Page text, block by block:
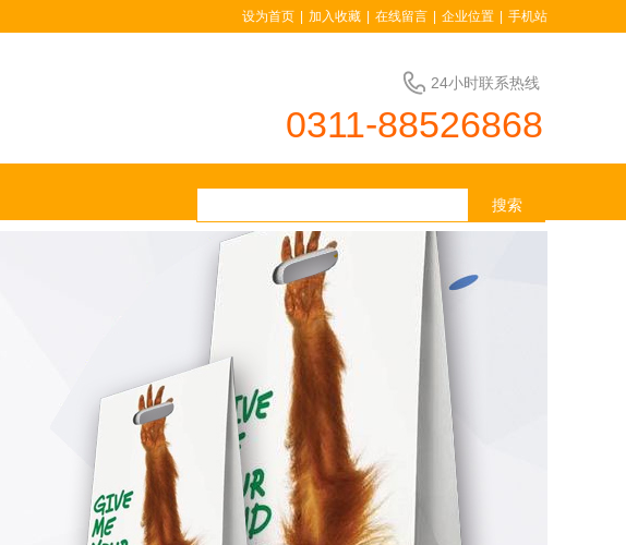
24小时联系热线
0311-88526868
搜索
设为首页 加入收藏 在线留言 企业位置 手机站